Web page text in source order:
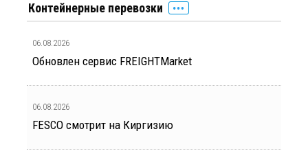
Контейнерные перевозки
06.08.2026
Обновлен сервис FREIGHTMarket
06.08.2026
FESCO смотрит на Киргизию